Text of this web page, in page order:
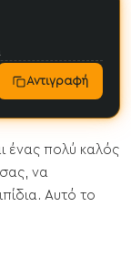
Αντιγραφή
ένας πολύ καλός
να
Αυτό το